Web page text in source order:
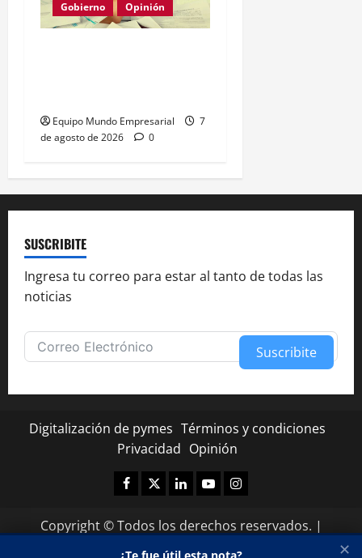
Gobierno
Opinión
Equipo Mundo Empresarial
7
de agosto de 2026
0
SUSCRIBITE
Ingresa tu correo para estar al tanto de todas las
noticias
Suscribite
Digitalización de pymes Términos y condiciones
Privacidad Opinión
Facebook
TwitterLinkedinYoutubeInstagram
Copyright © Todos los derechos reservados. |
¿Te fue útil esta nota?
★★★★★